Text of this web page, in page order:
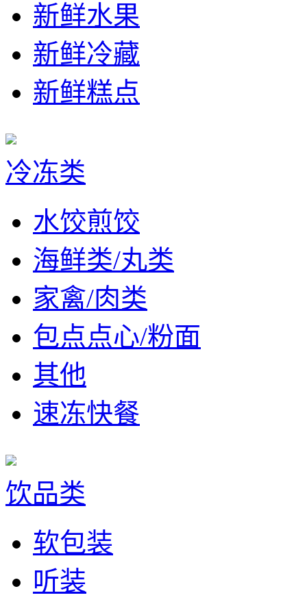
新鲜水果
新鲜冷藏
新鲜糕点
冷冻类
水饺煎饺
海鲜类/丸类
家禽/肉类
包点点心/粉面
其他
速冻快餐
饮品类
软包装
听装